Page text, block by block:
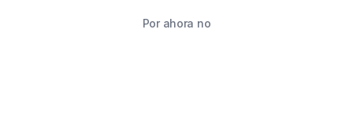
Por ahora no